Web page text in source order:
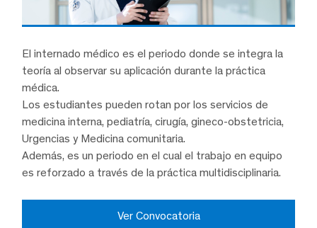
El internado médico es el periodo donde se integra la
teoría al observar su aplicación durante la práctica
médica.
Los estudiantes pueden rotan por los servicios de
medicina interna, pediatría, cirugía, gineco-obstetricia,
Urgencias y Medicina comunitaria.
Además, es un periodo en el cual el trabajo en equipo
es reforzado a través de la práctica multidisciplinaria.
Ver Convocatoria